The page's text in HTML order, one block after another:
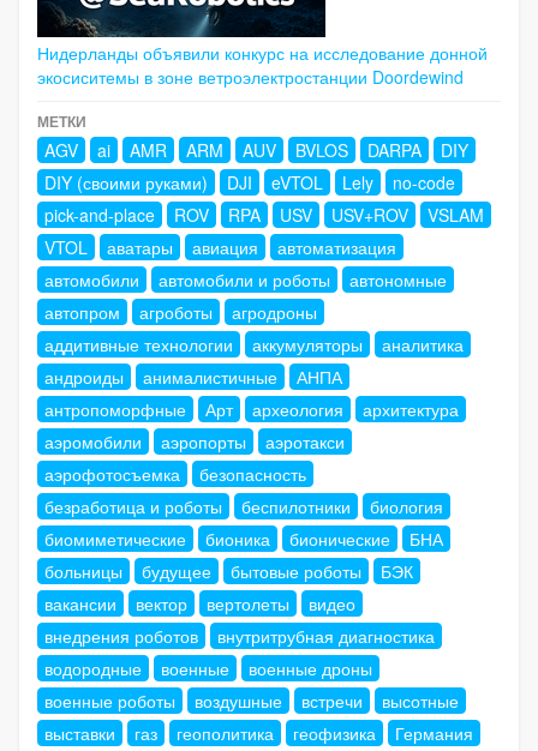
Нидерланды объявили конкурс на исследование донной
экосиситемы в зоне ветроэлектростанции Doordewind
МЕТКИ
AGV ai AMR ARM AUV BVLOS DARPA
DIY
DIY (своими руками)
DJI eVTOL Lely
no-code
pick-and-place
ROV RPA USV USV+ROV
VSLAM
VTOL
аватары авиация
автоматизация
автомобили
автомобили и роботы
автономные
автопром
агроботы
агродроны
аддитивные технологии
аккумуляторы
аналитика
андроиды
анималистичные
АНПА
антропоморфные
Арт археология
архитектура
аэромобили
аэропорты
аэротакси
аэрофотосъемка
безопасность
безработица и роботы
беспилотники
биология
биомиметические
бионика бионические
БНА
больницы
будущее бытовые роботы
БЭК
вакансии
вектор вертолеты
видео
внедрения роботов
внутритрубная диагностика
водородные
военные
военные дроны
военные роботы
воздушные встречи
высотные
выставки
газ геополитика геофизика
Германия